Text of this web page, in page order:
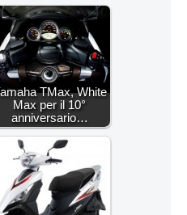
TMax, White
Max per il 10°
anniversario…